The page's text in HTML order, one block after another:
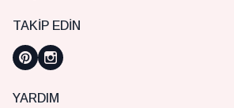
TAKIP EDIN
YARDIM